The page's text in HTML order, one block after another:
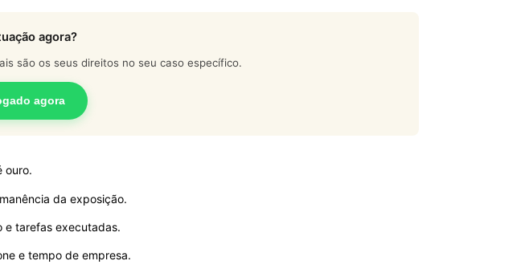
agora?
são os seus direitos no seu caso específico.
agora
ouro.
da exposição.
e tarefas executadas.
e tempo de empresa.